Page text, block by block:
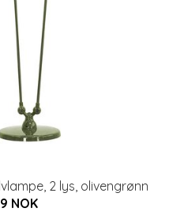
2 lys, olivengrønn
NOK